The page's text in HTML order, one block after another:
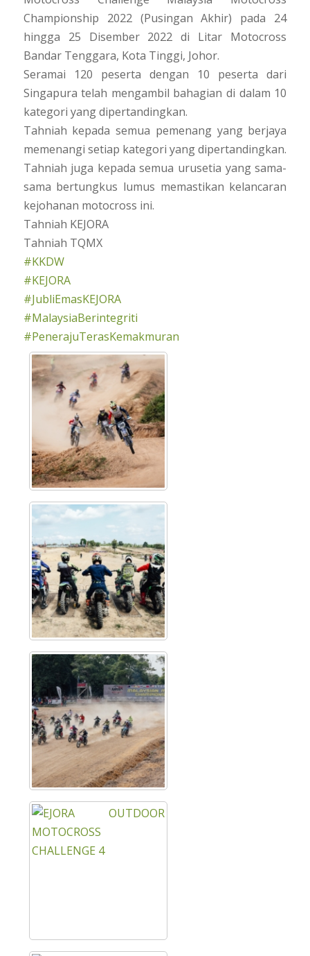
Championship 2022 (Pusingan Akhir) pada 24
hingga 25 Disember 2022 di Litar Motocross
Bandar Tenggara, Kota Tinggi, Johor.
Seramai 120 peserta dengan 10 peserta dari
Singapura telah mengambil bahagian di dalam 10
kategori yang dipertandingkan.
Tahniah kepada semua pemenang yang berjaya
memenangi setiap kategori yang dipertandingkan.
Tahniah juga kepada semua urusetia yang sama-
sama bertungkus lumus memastikan kelancaran
kejohanan motocross ini.
Tahniah KEJORA
Tahniah TQMX
#KKDW
#KEJORA
#JubliEmasKEJORA
#MalaysiaBerintegriti
#PenerajuTerasKemakmuran